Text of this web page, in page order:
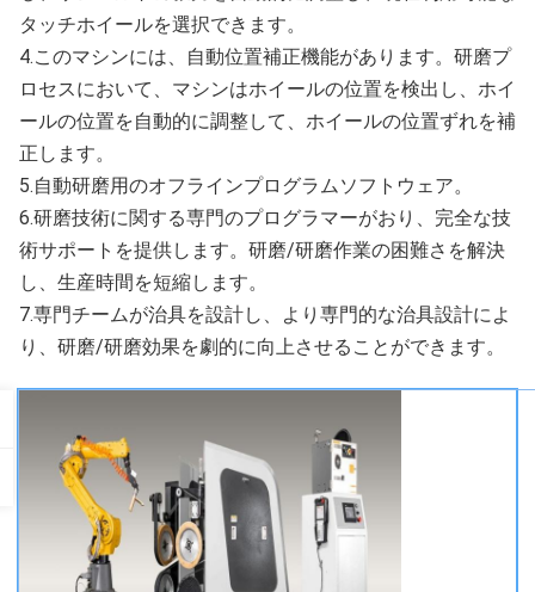
タッチホイールを選択できます。
4.このマシンには、自動位置補正機能があります。研磨プ
ロセスにおいて、マシンはホイールの位置を検出し、ホイ
ールの位置を自動的に調整して、ホイールの位置ずれを補
正します。
5.自動研磨用のオフラインプログラムソフトウェア。
6.研磨技術に関する専門のプログラマーがおり、完全な技
術サポートを提供します。研磨/研磨作業の困難さを解決
し、生産時間を短縮します。
7.専門チームが治具を設計し、より専門的な治具設計によ
り、研磨/研磨効果を劇的に向上させることができます。